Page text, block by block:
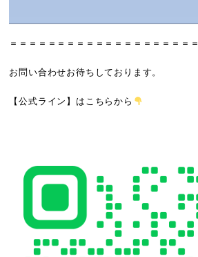
＝＝＝＝＝＝＝＝＝＝＝＝＝＝＝＝＝＝＝＝
お問い合わせお待ちしております。
【公式ライン】 はこちらから